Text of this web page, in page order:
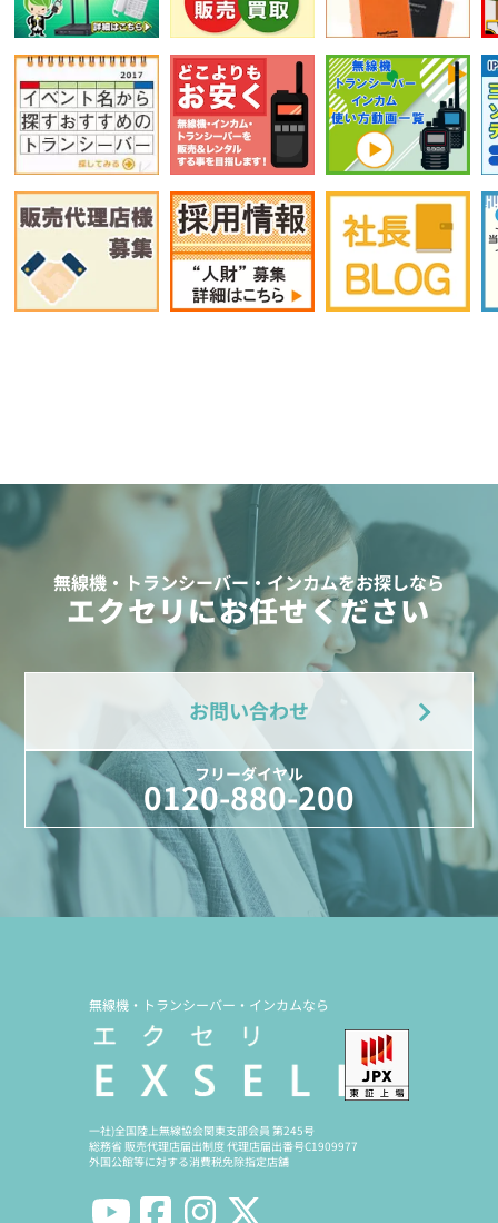
無線機・トランシーバー・インカムをお探しなら
エクセリにお任せください
お問い合わせ
フリーダイヤル
0120-880-200
無線機・トランシーバー・インカムなら
一社)全国陸上無線協会関東支部会員 第245号
総務省 販売代理店届出制度 代理店届出番号C1909977
外国公館等に対する消費税免除指定店舗